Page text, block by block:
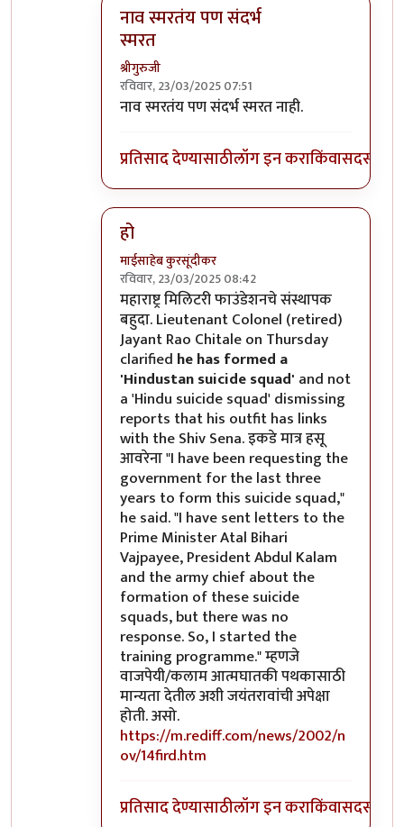
नाव स्मरतंय पण संदर्भ
स्मरत
श्रीगुरुजी
रविवार, 23/03/2025 07:51
In reply toपंचवीसेक वर्षांपूर्वीचेby
नाव स्मरतंय पण संदर्भ स्मरत नाही.
प्रतिसाद देण्यासाठीलॉग इन कराकिंवासदस्य व्हा
हो
माईसाहेब कुरसूंदीकर
रविवार, 23/03/2025 08:42
In reply toपंचवीसेक वर्षांपूर्वीचेbyरामचंद्र
महाराष्ट्र मिलिटरी फाउंडेशनचे संस्थापक
बहुदा. Lieutenant Colonel (retired)
Jayant Rao Chitale on Thursday
clarified he has formed a
'Hindustan suicide squad' and not
a 'Hindu suicide squad' dismissing
reports that his outfit has links
with the Shiv Sena. इकडे मात्र हसू
आवरेना "I have been requesting the
government for the last three
years to form this suicide squad,"
he said. "I have sent letters to the
Prime Minister Atal Bihari
Vajpayee, President Abdul Kalam
and the army chief about the
formation of these suicide
squads, but there was no
response. So, I started the
training programme." म्हणजे
वाजपेयी/कलाम आत्मघातकी पथकासाठी
मान्यता देतील अशी जयंतरावांची अपेक्षा
होती. असो.
https://m.rediff.com/news/2002/n
ov/14fird.htm
प्रतिसाद देण्यासाठीलॉग इन कराकिंवासदस्य व्हा